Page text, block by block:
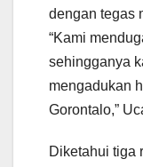
dengan tegas
“Kami
sehingganya
mengadukan
Gorontalo,”
Diketahui tiga